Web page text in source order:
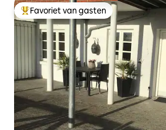
Topfavoriet van gasten
Favoriet van gasten